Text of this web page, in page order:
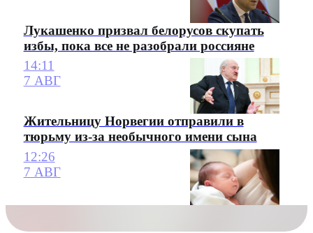
Лукашенко призвал белорусов скупать
избы, пока все не разобрали россияне
14:11
7 АВГ
Жительницу Норвегии отправили в
тюрьму из-за необычного имени сына
12:26
7 АВГ